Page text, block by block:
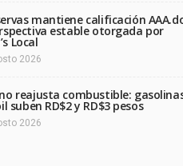
mantiene calificación
estable otorgada por
Local
2026
reajusta combustible:
suben RD$2 y RD$3 pesos
2026